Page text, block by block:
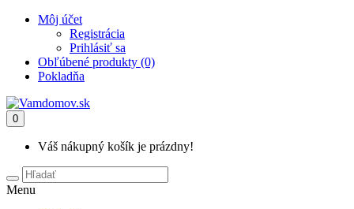
Môj účet
Registrácia
Prihlásiť sa
Obľúbené produkty (0)
Pokladňa
0
Váš nákupný košík je prázdny!
Menu